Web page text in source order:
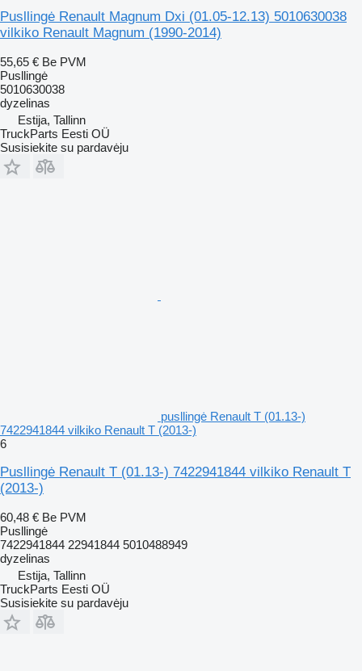
Pusllingė Renault Magnum Dxi (01.05-12.13) 5010630038
vilkiko Renault Magnum (1990-2014)
55,65 € Be PVM
Pusllingė
5010630038
dyzelinas
Estija, Tallinn
TruckParts Eesti OÜ
Susisiekite su pardavėju
pusllingė Renault T (01.13-)
7422941844 vilkiko Renault T (2013-)
6
Pusllingė Renault T (01.13-) 7422941844 vilkiko Renault T
(2013-)
60,48 € Be PVM
Pusllingė
7422941844 22941844 5010488949
dyzelinas
Estija, Tallinn
TruckParts Eesti OÜ
Susisiekite su pardavėju